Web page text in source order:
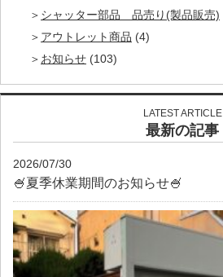
シャッター部品 品売り(製品販売)
アウトレット商品 (4)
お知らせ (103)
LATEST ARTICLE
最新の記事
2026/07/30
🍧夏季休業期間のお知らせ🍧